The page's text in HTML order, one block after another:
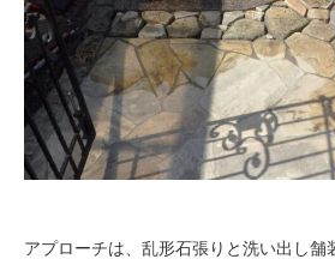
アプローチは、乱形石張りと洗い出し舗